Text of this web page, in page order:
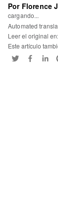
Por Florence
cargando...
Automated
Leer el original en:
Este artículo